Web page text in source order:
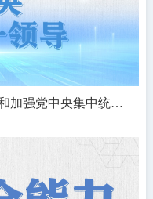
“十五五”规划建议关键词丨坚持和加强党中央集中统一领导